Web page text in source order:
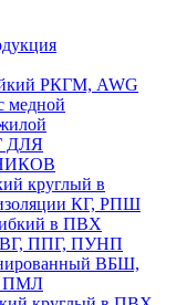
РКГМ, AWG
медной
ДЛЯ
круглый в
КГ, РПШ
в ПВХ
ППГ, ПУНП
ВБШ,
ПМЛ